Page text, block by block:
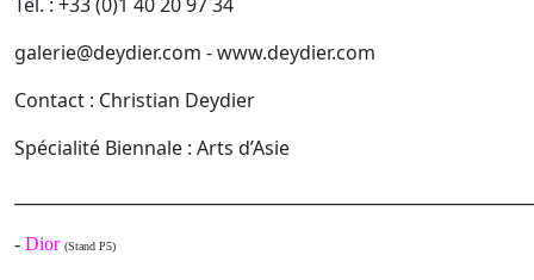
galerie@deydier.com - www.deydier.com
Contact : Christian Deydier
Spécialité Biennale : Arts d’Asie
- Dior (Stand P5)